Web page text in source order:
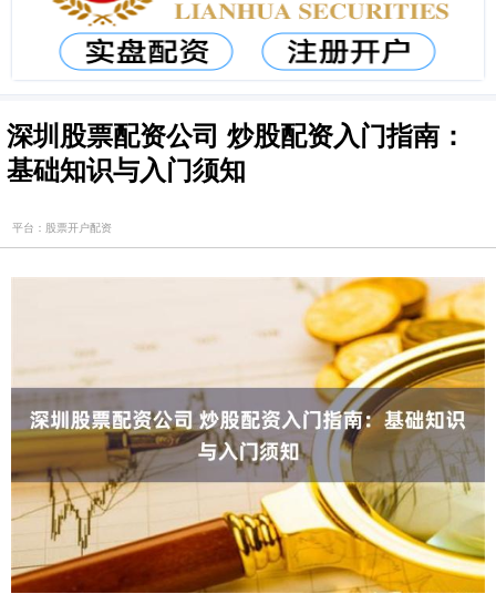
深圳股票配资公司 炒股配资入门指南：
基础知识与入门须知
平台：股票开户配资